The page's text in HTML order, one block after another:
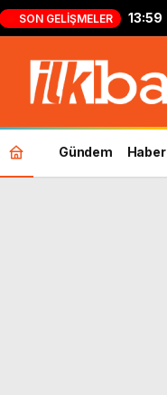
SON GELIŞMELER 13:59
Gündem Haber